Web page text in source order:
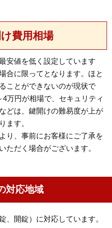
費用相場
安値を低く設定しています
合に限ってとなります。ほと
ことができないのが現状で
万円が相場で、セキュリティ
どは、鍵開けの難易度が上が
ます。
り、事前にお客様にご了承を
ただく場合がございます。
対応地域
、開錠）に対応しています。